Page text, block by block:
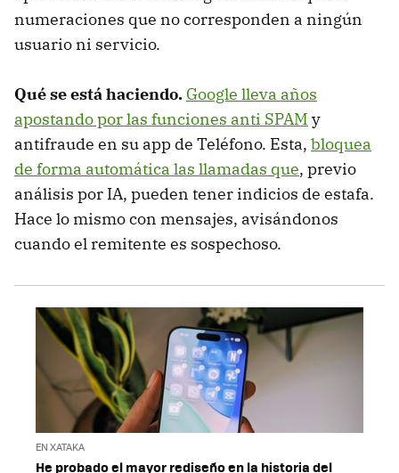
numeraciones que no corresponden a ningún
usuario ni servicio.
Qué se está haciendo. Google lleva años
apostando por las funciones anti SPAM y
antifraude en su app de Teléfono. Esta, bloquea
de forma automática las llamadas que, previo
análisis por IA, pueden tener indicios de estafa.
Hace lo mismo con mensajes, avisándonos
cuando el remitente es sospechoso.
EN XATAKA
He probado el mayor rediseño en la historia del